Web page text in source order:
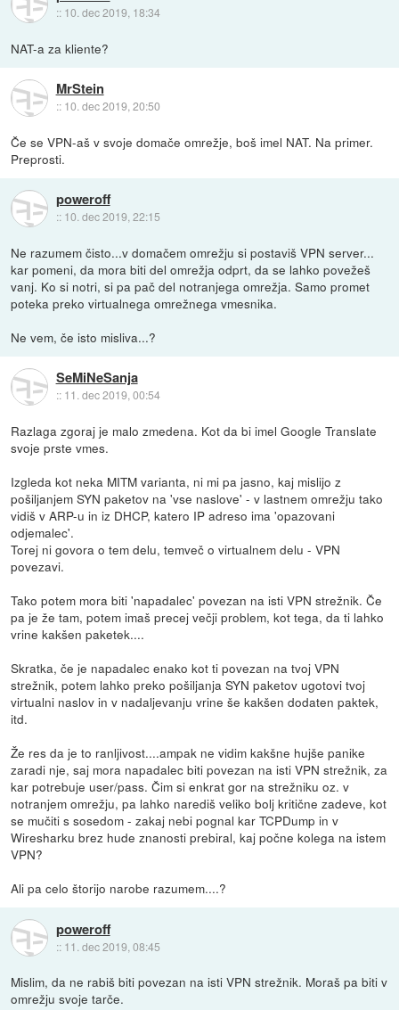
:: 10. dec 2019, 18:34
NAT-a za kliente?
MrStein
:: 10. dec 2019, 20:50
Če se VPN-aš v svoje domače omrežje, boš imel NAT. Na primer.
Preprosti.
poweroff
:: 10. dec 2019, 22:15
Ne razumem čisto...v domačem omrežju si postaviš VPN server...
kar pomeni, da mora biti del omrežja odprt, da se lahko povežeš
vanj. Ko si notri, si pa pač del notranjega omrežja. Samo promet
poteka preko virtualnega omrežnega vmesnika.
Ne vem, če isto misliva...?
SeMiNeSanja
:: 11. dec 2019, 00:54
Razlaga zgoraj je malo zmedena. Kot da bi imel Google Translate
svoje prste vmes.
Izgleda kot neka MITM varianta, ni mi pa jasno, kaj mislijo z
pošiljanjem SYN paketov na 'vse naslove' - v lastnem omrežju tako
vidiš v ARP-u in iz DHCP, katero IP adreso ima 'opazovani
odjemalec'.
Torej ni govora o tem delu, temveč o virtualnem delu - VPN
povezavi.
Tako potem mora biti 'napadalec' povezan na isti VPN strežnik. Če
pa je že tam, potem imaš precej večji problem, kot tega, da ti lahko
vrine kakšen paketek....
Skratka, če je napadalec enako kot ti povezan na tvoj VPN
strežnik, potem lahko preko pošiljanja SYN paketov ugotovi tvoj
virtualni naslov in v nadaljevanju vrine še kakšen dodaten paktek,
itd.
Že res da je to ranljivost....ampak ne vidim kakšne hujše panike
zaradi nje, saj mora napadalec biti povezan na isti VPN strežnik, za
kar potrebuje user/pass. Čim si enkrat gor na strežniku oz. v
notranjem omrežju, pa lahko narediš veliko bolj kritične zadeve, kot
se mučiti s sosedom - zakaj nebi pognal kar TCPDump in v
Wiresharku brez hude znanosti prebiral, kaj počne kolega na istem
VPN?
Ali pa celo štorijo narobe razumem....?
poweroff
:: 11. dec 2019, 08:45
Mislim, da ne rabiš biti povezan na isti VPN strežnik. Moraš pa biti v
omrežju svoje tarče.